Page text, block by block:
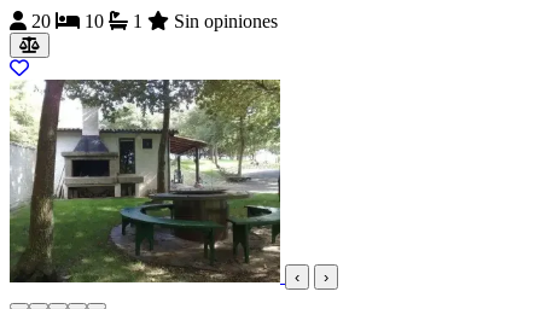
20
10 1 Sin opiniones
‹ ›